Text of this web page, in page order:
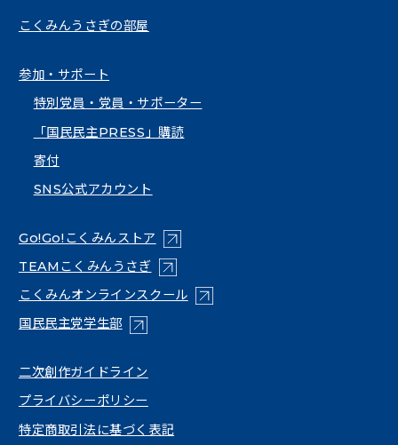
こくみんうさぎの部屋
参加・サポート
特別党員・党員・サポーター
「国民民主PRESS」購読
寄付
SNS公式アカウント
Go!Go!こくみんストア （新しいタブで開く）
TEAMこくみんうさぎ（新しいタブで開く）
こくみんオンラインスクール（新しいタブで開く）
国民民主党学生部（新しいタブで開く）
二次創作ガイドライン
プライバシーポリシー
特定商取引法に基づく表記